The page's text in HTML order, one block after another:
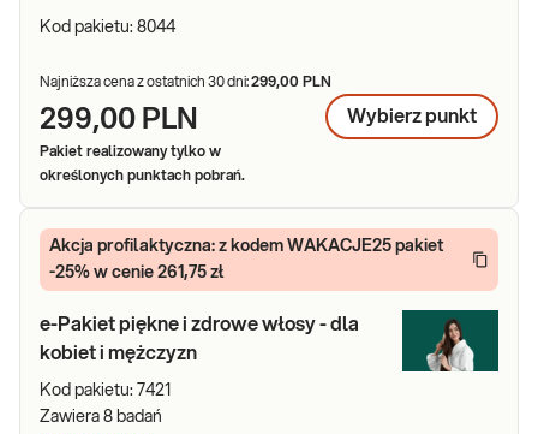
Kod pakietu: 8044
Najniższa cena z ostatnich 30 dni:299,00 PLN
299,00 PLN Wybierzpunkt
Pakiet realizowany tylko w
określonych punktach pobrań.
Akcja profilaktyczna: z kodem WAKACJE25 pakiet
-25% w cenie 261,75 zł
e-Pakiet piękne i zdrowe włosy - dla
kobiet i mężczyzn
Kod pakietu: 7421
Zawiera 8 badań